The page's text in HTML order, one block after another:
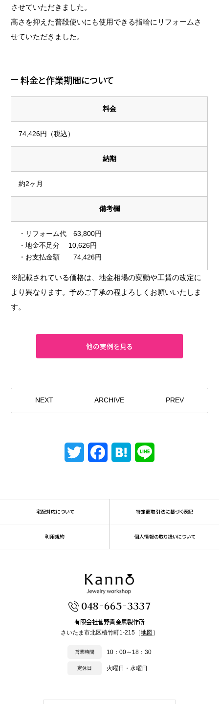
させていただきました。
高さを抑えた普段使いにも使用できる指輪にリフォームさ
せていただきました。
料金と作業期間について
料金
74,426円（税込）
納期
約2ヶ月
備考欄
・リフォーム代 63,800円
・地金不足分 10,626円
・お支払金額 74,426円
※記載されている価格は、地金相場の変動や工賃の改定に
より異なります。予めご了承の程よろしくお願いいたしま
す。
NEXT ARCHIVE PREV
Twitter FacebookHatena
宅配対応について 特定商取引法に基づく表記
利用規約 個人情報の取り扱いについて
048-665-3337
有限会社菅野貴金属製作所
さいたま市北区植竹町1-215［地図 ］
営業時間 10：00～18：30
定休日 火曜日・水曜日